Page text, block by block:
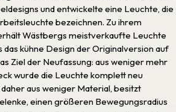
und entwickelte eine Leuchte, die
bezeichnen. Zu ihrem
Wästbergs meistverkaufte Leuchte
das kühne Design der Originalversion auf
Ziel der Neufassung: aus weniger mehr
wurde die Leuchte komplett neu
aus weniger Material, besitzt
einen größeren Bewegungsradius